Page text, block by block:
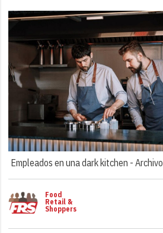
Empleados en una dark kitchen -Archivo
Food
Retail &
Shoppers